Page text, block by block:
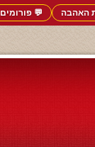
האהבה 💬 פורומים